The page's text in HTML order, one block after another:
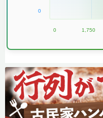
0
0 1,750